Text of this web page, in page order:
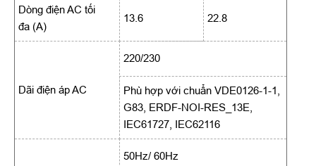
Dòng điện AC tối
đa (A)
13.6 22.8
Dãi điện áp AC
220/230
Phù hợp với chuẩn VDE0126-1-1,
G83, ERDF-NOI-RES_13E,
IEC61727, IEC62116
50Hz/ 60Hz